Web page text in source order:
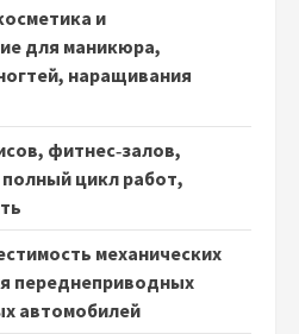
и
для маникюра,
наращивания
фитнес‑залов,
цикл работ,
механических
переднеприводных
автомобилей